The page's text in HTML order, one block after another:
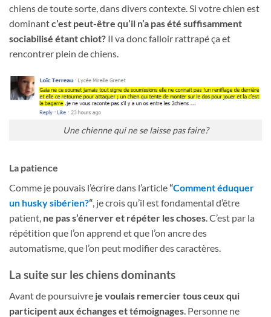
chiens de toute sorte, dans divers contexte. Si votre chien est
dominantc’est peut-être qu’il n’a pas été suffisamment
sociabilisé étant chiot? Il va donc falloir rattrapé ça et
rencontrer plein de chiens.
Une chienne qui ne se laisse pas faire?
La patience
Comme je pouvais l’écrire dans l’article“Comment éduquer
un husky sibérien?“ , je crois qu’il est fondamental d’être
patient, ne pas s’énerver et répéter les choses . C’est par la
répétition que l’on apprend et que l’on ancre des
automatisme, que l’on peut modifier des caractères.
La suite sur les chiens dominants
Avant de poursuivre je voulais remercier tous ceux qui
participent aux échanges et témoignages. Personne ne